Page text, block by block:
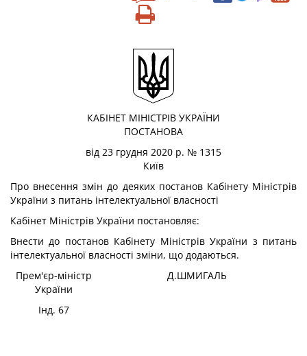
КАБІНЕТ МІНІСТРІВ УКРАЇНИ
ПОСТАНОВА
від 23 грудня 2020 р. № 1315
Київ
Про внесення змін до деяких постанов Кабінету Міністрів
України з питань інтелектуальної власності
Кабінет Міністрів України постановляє:
Внести до постанов Кабінету Міністрів України з питань
інтелектуальної власності зміни, що додаються.
Прем'єр-міністр
України
Д.ШМИГАЛЬ
Інд. 67